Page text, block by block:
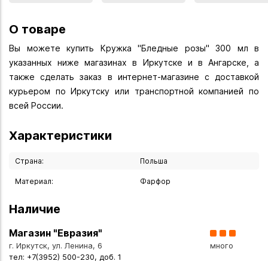
О товаре
Вы можете купить Кружка "Бледные розы" 300 мл в
указанных ниже магазинах в Иркутске и в Ангарске, а
также сделать заказ в интернет-магазине с доставкой
курьером по Иркутску или транспортной компанией по
всей России.
Характеристики
Страна: Польша
Материал: Фарфор
Наличие
Магазин "Евразия"
г. Иркутск, ул. Ленина, 6
тел: +7(3952) 500-230, доб. 1
много